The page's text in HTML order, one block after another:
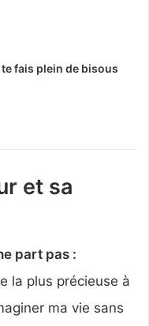
fais plein de bisous
et sa
part pas :
la plus précieuse à
ma vie sans